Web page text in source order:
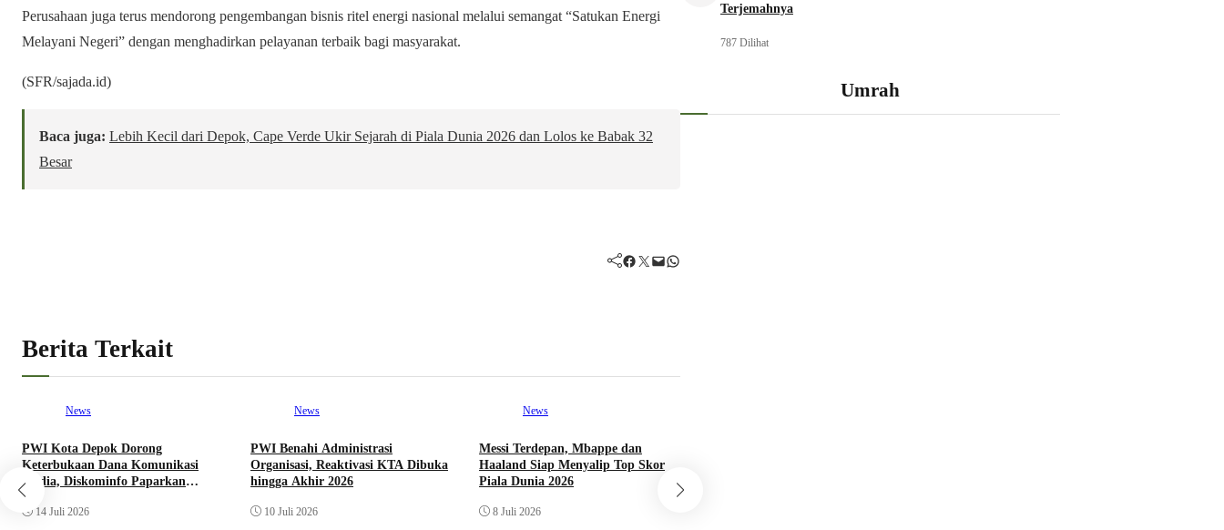
Perusahaan juga terus mendorong pengembangan bisnis ritel energi nasional melalui semangat “Satukan Energi
Melayani Negeri” dengan menghadirkan pelayanan terbaik bagi masyarakat.
(SFR/sajada.id)
Baca juga: Lebih Kecil dari Depok, Cape Verde Ukir Sejarah di Piala Dunia 2026 dan Lolos ke Babak 32
Besar
Facebook Twitter Mail WhatsApp
Berita Terkait
News
PWI Kota Depok Dorong
Keterbukaan Dana Komunikasi
Media, Diskominfo Paparkan
Realisasi Anggaran
14 Juli 2026
News
PWI Benahi Administrasi
Organisasi, Reaktivasi KTA Dibuka
hingga Akhir 2026
10 Juli 2026
News
Messi Terdepan, Mbappe dan
Haaland Siap Menyalip Top Skor
Piala Dunia 2026
8 Juli 2026
Terjemahnya
787 Dilihat
Umrah